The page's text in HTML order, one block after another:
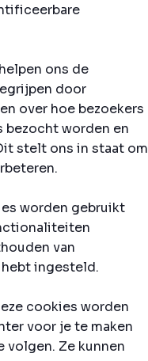
ons de
door
over hoe bezoekers
bezocht worden en
stelt ons in staat om
worden gebruikt
van
ingesteld.
cookies worden
voor je te maken
Ze kunnen